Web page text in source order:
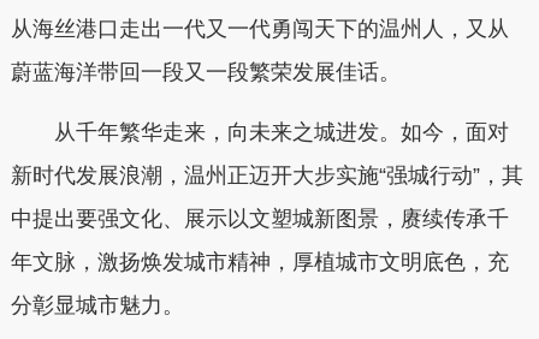
从海丝港口走出一代又一代勇闯天下的温州人，又从
蔚蓝海洋带回一段又一段繁荣发展佳话。
从千年繁华走来，向未来之城进发。如今，面对
新时代发展浪潮，温州正迈开大步实施“强城行动”，其
中提出要强文化、展示以文塑城新图景，赓续传承千
年文脉，激扬焕发城市精神，厚植城市文明底色，充
分彰显城市魅力。